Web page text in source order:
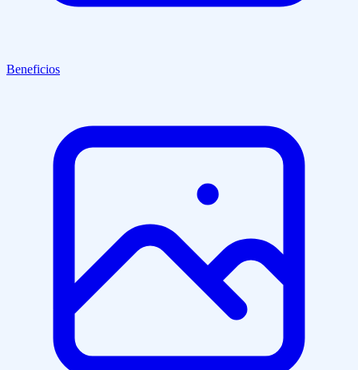
Beneficios